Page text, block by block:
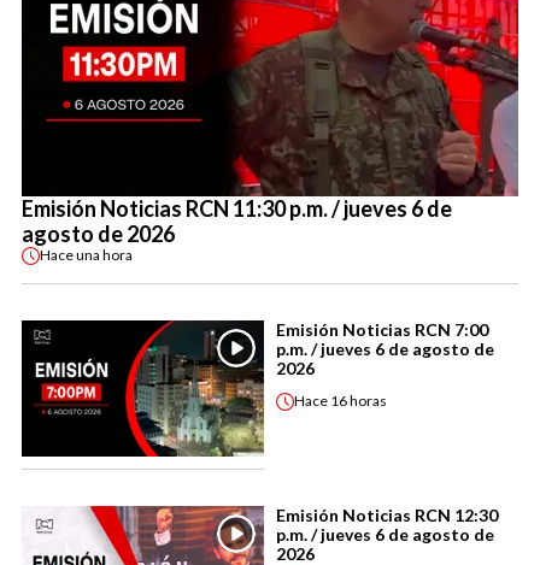
Emisión Noticias RCN 11:30 p.m. / jueves 6 de
agosto de 2026
Haceuna hora
Emisión Noticias RCN 7:00
p.m. / jueves 6 de agosto de
2026
Hace 16 horas
Emisión Noticias RCN 12:30
p.m. / jueves 6 de agosto de
2026